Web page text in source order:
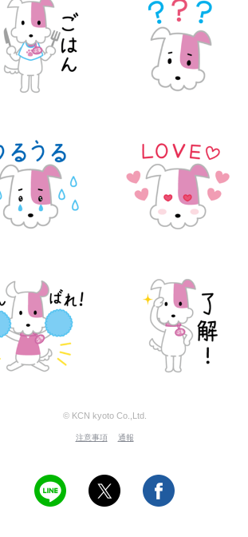
© KCN kyoto Co.,Ltd.
注意事項 通報